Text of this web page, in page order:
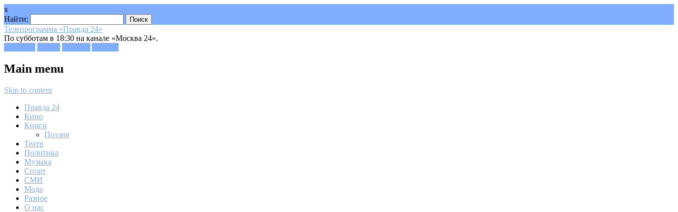
x
Найти:
Телепрограмма «Правда 24»
По субботам в 18:30 на канале «Москва 24».
Main menu
Skip to content
Правда 24
Кино
Книги
Поэзия
Театр
Политика
Музыка
Спорт
СМИ
Мода
Разное
О нас